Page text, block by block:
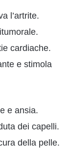
l’artrite.
cardiache.
e stimola
e ansia.
dei capelli.
della pelle.